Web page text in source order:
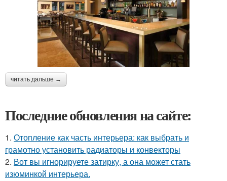
читать дальше →
Последние обновления на сайте:
1. Отопление как часть интерьера: как выбрать и
грамотно установить радиаторы и конвекторы
2. Вот вы игнорируете затирку, а она может стать
изюминкой интерьера.